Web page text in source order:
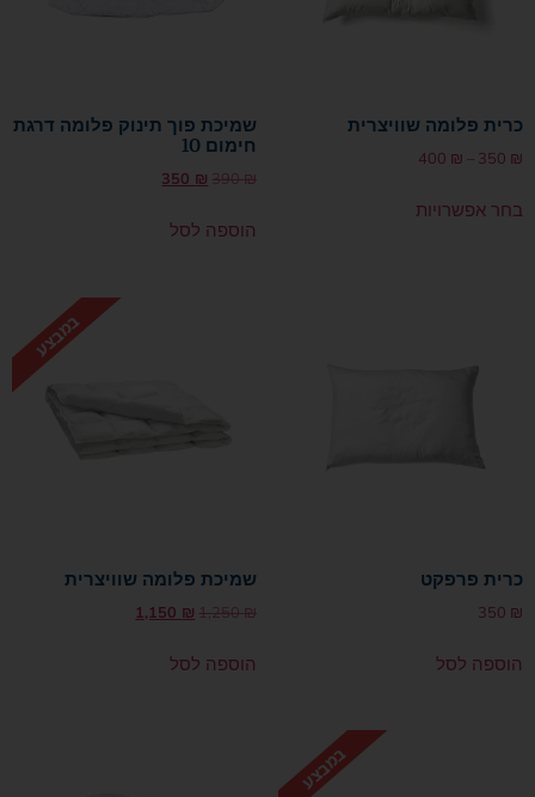
כרית פלומה שוויצרית
350 ₪
–
400 ₪
בחר אפשרויות
שמיכת פוך תינוק פלומה דרגת
חימום 10
390₪
350 ₪
הוספה לסל
כרית פרפקט
350 ₪
הוספה לסל
שמיכת פלומה שוויצרית
1,250₪
1,150 ₪
הוספה לסל